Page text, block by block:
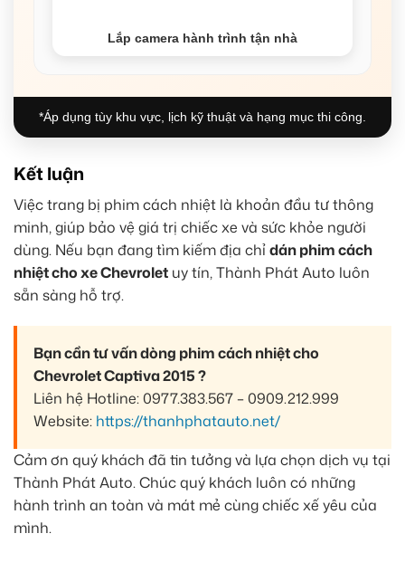
Lắp camera hành trình tận nhà
*Áp dụng tùy khu vực, lịch kỹ thuật và hạng mục thi công.
Kết luận
Việc trang bị phim cách nhiệt là khoản đầu tư thông
minh, giúp bảo vệ giá trị chiếc xe và sức khỏe người
dùng. Nếu bạn đang tìm kiếm địa chỉdán phim cách
nhiệt cho xe Chevrolet uy tín, Thành Phát Auto luôn
sẵn sàng hỗ trợ.
Bạn cần tư vấn dòng phim cách nhiệt cho
Chevrolet Captiva 2015 ?
Liên hệ Hotline: 0977.383.567 – 0909.212.999
Website: https://thanhphatauto.net/
Cảm ơn quý khách đã tin tưởng và lựa chọn dịch vụ tại
Thành Phát Auto. Chúc quý khách luôn có những
hành trình an toàn và mát mẻ cùng chiếc xế yêu của
mình.